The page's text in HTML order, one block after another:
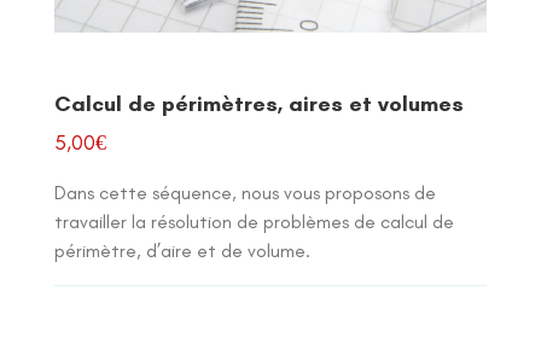
Calcul de périmètres, aires et volumes
5,00€
Dans cette séquence, nous vous proposons de
travailler la résolution de problèmes de calcul de
périmètre, d’aire et de volume.